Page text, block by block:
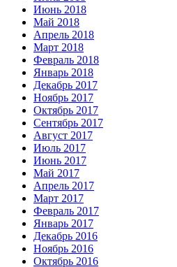
Июнь 2018
Май 2018
Апрель 2018
Март 2018
Февраль 2018
Январь 2018
Декабрь 2017
Ноябрь 2017
Октябрь 2017
Сентябрь 2017
Август 2017
Июль 2017
Июнь 2017
Май 2017
Апрель 2017
Март 2017
Февраль 2017
Январь 2017
Декабрь 2016
Ноябрь 2016
Октябрь 2016